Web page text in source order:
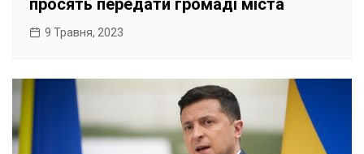
просять передати громаді міста
9 Травня, 2023